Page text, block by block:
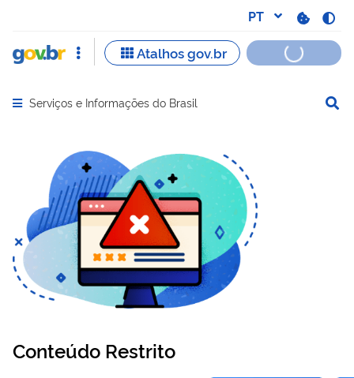
Abrir menu principal de navegação
Serviços e Informações do Brasil
Conteúdo Restrito